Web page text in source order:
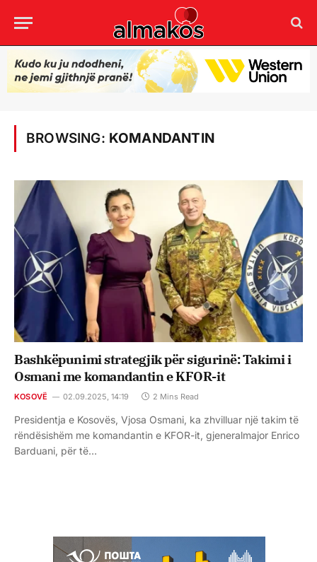
BROWSING: KOMANDANTIN
Bashkëpunimi strategjik për sigurinë: Takimi i
Osmani me komandantin e KFOR-it
KOSOVË 02.09.2025, 14:19 2 Mins Read
Presidentja e Kosovës, Vjosa Osmani, ka zhvilluar një takim të
rëndësishëm me komandantin e KFOR-it, gjeneralmajor Enrico
Barduani, për të…